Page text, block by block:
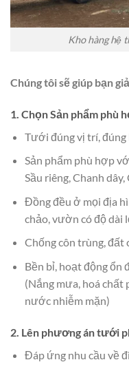
Kho hàng hệ
Chúng tôi sẽ giúp bạn
1. Chọn Sản phẩm phù
Tưới đúng vị trí,
Sản phẩm phù hợp
Sầu riêng, Chanh
Đồng đều ở mọi địa
chảo, vườn có độ dài
Chống côn trùng, đất
Bền bỉ, hoạt động ổn
(Nắng mưa, hoá chất
nước nhiễm mặn)
2. Lên phương án tưới
Đáp ứng nhu cầu về